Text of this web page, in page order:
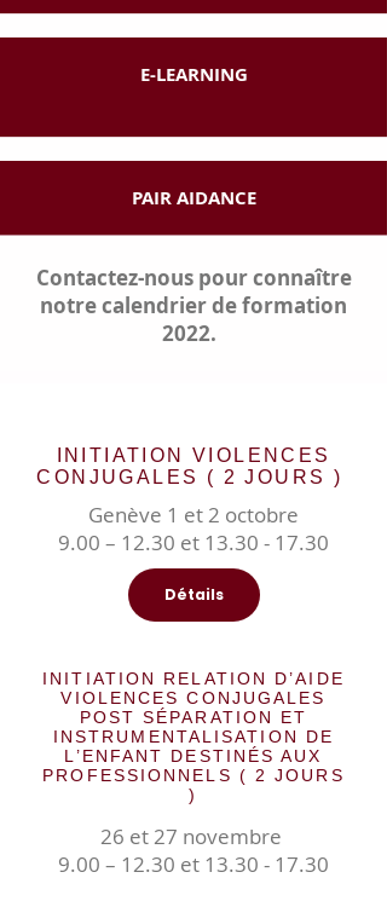
E-LEARNING
PAIR AIDANCE
Contactez-nous pour connaître
notre calendrier de formation
2022.
INITIATION VIOLENCES
CONJUGALES ( 2 JOURS )
Genève 1 et 2 octobre
9.00 – 12.30 et 13.30 - 17.30
Détails
INITIATION RELATION D’AIDE
VIOLENCES CONJUGALES
POST SÉPARATION ET
INSTRUMENTALISATION DE
L’ENFANT DESTINÉS AUX
PROFESSIONNELS ( 2 JOURS
)
26 et 27 novembre
9.00 – 12.30 et 13.30 - 17.30